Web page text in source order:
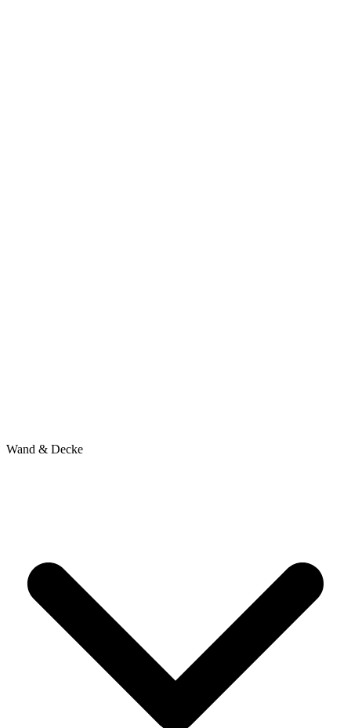
Wand & Decke